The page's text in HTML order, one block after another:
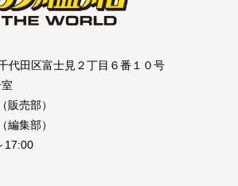
田区富士見２丁目６番１０号
売部）
集部）
17:00